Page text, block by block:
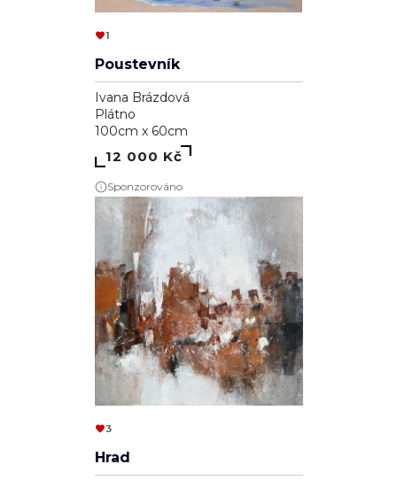
1
Poustevník
Ivana Brázdová
Plátno
100cm x 60cm
12 000 Kč
Sponzorováno
3
Hrad